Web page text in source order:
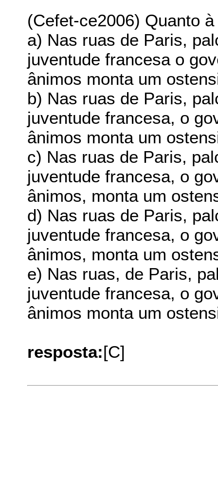
(Cefet-ce2006) Quanto
a) Nas ruas de Paris,
juventude francesa o
ânimos monta um
b) Nas ruas de Paris,
juventude francesa, o
ânimos monta um
c) Nas ruas de Paris,
juventude francesa, o
ânimos, monta um
d) Nas ruas de Paris,
juventude francesa, o
ânimos, monta um
e) Nas ruas, de Paris,
juventude francesa, o
ânimos monta um
resposta:[C]